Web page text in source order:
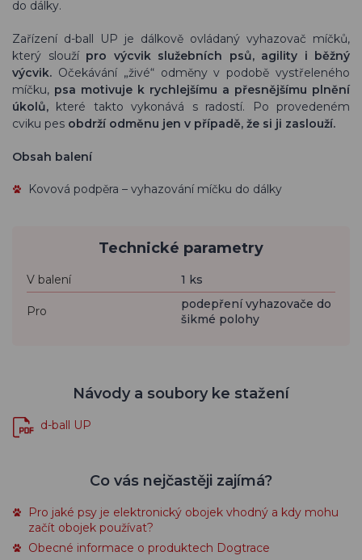
do dálky.
Zařízení d-ball UP je dálkově ovládaný vyhazovač míčků,
který slouží pro výcvik služebních psů, agility i běžný
výcvik. Očekávání „živé“ odměny v podobě vystřeleného
míčku, psa motivuje k rychlejšímu a přesnějšímu plnění
úkolů, které takto vykonává s radostí. Po provedeném
cviku pes obdrží odměnu jen v případě, že si ji zaslouží.
Obsah balení
Kovová podpěra – vyhazování míčku do dálky
Technické parametry
V balení 1 ks
Pro
podepření vyhazovače do
šikmé polohy
Návody a soubory ke stažení
d-ball UP
Co vás nejčastěji zajímá?
Pro jaké psy je elektronický obojek vhodný a kdy mohu
začít obojek používat?
Obecné informace o produktech Dogtrace